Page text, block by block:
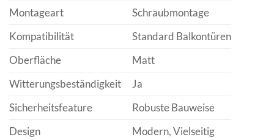
Montageart
Schraubmontage
Kompatibilität
Standard Balkontüren
Oberfläche
Matt
Witterungsbeständigkeit
Ja
Sicherheitsfeature
Robuste Bauweise
Design
Modern, Vielseitig